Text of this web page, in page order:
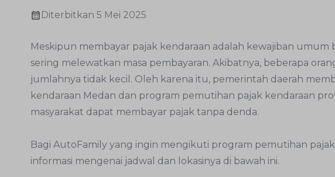
Diterbitkan 5 Mei 2025
Meskipun membayar pajak kendaraan adalah kewajiban umum
sering melewatkan masa pembayaran. Akibatnya, beberapa
jumlahnya tidak kecil. Oleh karena itu, pemerintah daerah
kendaraan Medan dan program pemutihan pajak kendaraan
masyarakat dapat membayar pajak tanpa denda.
Bagi AutoFamily yang ingin mengikuti program pemutihan
informasi mengenai jadwal dan lokasinya di bawah ini.